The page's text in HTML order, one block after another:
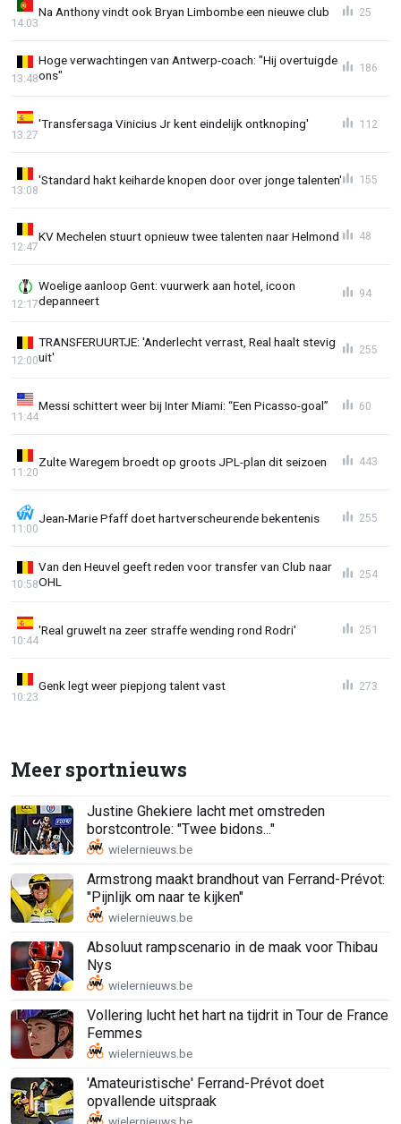
Na Anthony vindt ook Bryan Limbombe een nieuwe club
14:03
25
Hoge verwachtingen van Antwerp-coach: "Hij overtuigde
ons"
13:48
186
'Transfersaga Vinicius Jr kent eindelijk ontknoping'
13:27
112
'Standard hakt keiharde knopen door over jonge talenten'
13:08
155
KV Mechelen stuurt opnieuw twee talenten naar Helmond
12:47
48
Woelige aanloop Gent: vuurwerk aan hotel, icoon
depanneert
12:17
94
TRANSFERUURTJE: 'Anderlecht verrast, Real haalt stevig
uit'
12:00
255
Messi schittert weer bij Inter Miami: “Een Picasso-goal”
11:44
60
Zulte Waregem broedt op groots JPL-plan dit seizoen
11:20
443
Jean-Marie Pfaff doet hartverscheurende bekentenis
11:00
255
Van den Heuvel geeft reden voor transfer van Club naar
OHL
10:58
254
'Real gruwelt na zeer straffe wending rond Rodri'
10:44
251
Genk legt weer piepjong talent vast
10:23
273
Meer sportnieuws
Justine Ghekiere lacht met omstreden
borstcontrole: "Twee bidons..."
Armstrong maakt brandhout van Ferrand-Prévot:
"Pijnlijk om naar te kijken"
Absoluut rampscenario in de maak voor Thibau
Nys
Vollering lucht het hart na tijdrit in Tour de France
Femmes
'Amateuristische' Ferrand-Prévot doet
opvallende uitspraak